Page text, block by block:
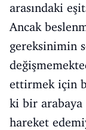
arasındaki
Ancak
gereksinimin
ettirmek için
ki bir arabaya
hareket